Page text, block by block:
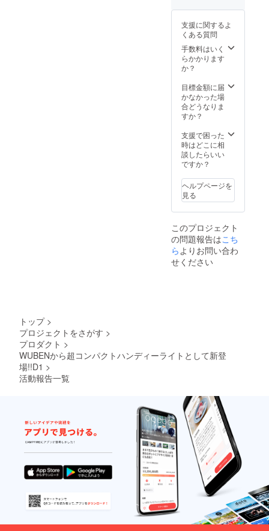
す。ご
了承く
ださ
い。
すが、
生産、
配送状
況によ
り遅れ
る可能
す。 ※
商品の
仕様、
しまし
ては一
部変更
になる
もござ
いま
す。ご
了承く
い。
オン充
スト
ラップ
・予備
防水
USB
Type-C
充電
扱説明
書
※2022
年1月中
けする
予定で
すが、
生産、
況によ
り遅れ
る可能
性もご
ざいま
になる
了承く
ださ
い。
支援に関するよ
くある質問
手数料はいく
らかかります
か？
目標金額に届
かなかった場
合どうなりま
すか？
支援で困った
時はどこに相
談したらいい
ですか？
ヘルプページを
見る
このプロジェクト
の問題報告はこち
らよりお問い合わ
せください
トップ >
プロジェクトをさがす >
プロダクト >
WUBENから超コンパクトハンディーライトとして新登
場!!D1 >
活動報告一覧